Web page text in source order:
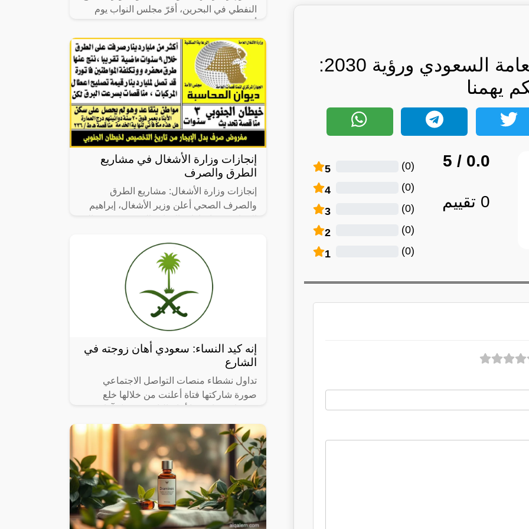
صندوق الاستثمارات العامة السعودي ورؤية 2030:
يهمنا
0.0
/ 5
0 تقييم
5 (
0
)
4 (
0
)
3 (
0
)
2 (
0
)
1 (
0
)
النفطي في البحرين، أقرّ مجلس النواب يوم
إنجازات وزارة الأشغال في مشاريع
الطرق والصرف
إنجازات وزارة الأشغال: مشاريع الطرق
والصرف الصحي أعلن وزير الأشغال، إبراهيم
إنه كيد النساء: سعودي أهان زوجته في
الشارع
تداول نشطاء منصات التواصل الاجتماعي
صورة شاركتها فتاة أعلنت من خلالها خلع
في سيارة ابن أختها.وقالت الفتاة في